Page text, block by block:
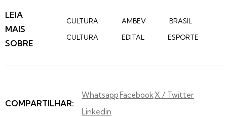
LEIA
MAIS
SOBRE
CULTURA AMBEV
BRASIL
CULTURA
EDITAL ESPORTE
COMPARTILHAR:
WhatsappFacebook X / Twitter
Linkedin